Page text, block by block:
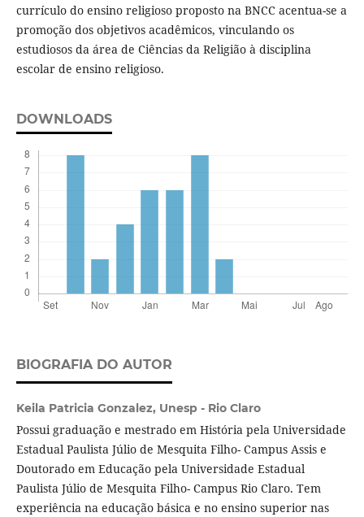
currículo do ensino religioso proposto na BNCC acentua-se a
promoção dos objetivos acadêmicos, vinculando os
estudiosos da área de Ciências da Religião à disciplina
escolar de ensino religioso.
DOWNLOADS
BIOGRAFIA DO AUTOR
Keila Patricia Gonzalez, Unesp - Rio Claro
Possui graduação e mestrado em História pela Universidade
Estadual Paulista Júlio de Mesquita Filho- Campus Assis e
Doutorado em Educação pela Universidade Estadual
Paulista Júlio de Mesquita Filho- Campus Rio Claro. Tem
experiência na educação básica e no ensino superior nas